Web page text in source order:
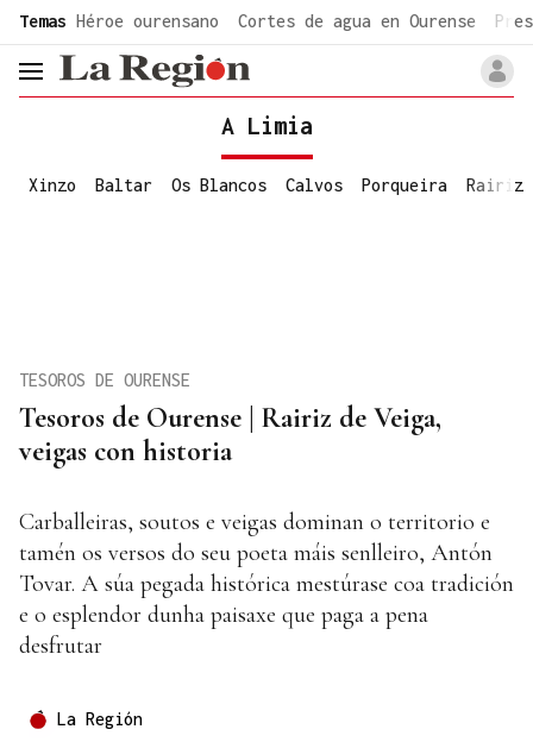
common.go-to-content
Temas Héroe ourensano Cortes de agua en Ourense
header.menu.open
A Limia
Xinzo Baltar Os Blancos Calvos Porqueira Rairiz
Tesoros de Ourense | Rairiz de Veiga,
veigas con historia
TESOROS DE OURENSE
Carballeiras, soutos e veigas dominan o territorio e
tamén os versos do seu poeta máis senlleiro, Antón
Tovar. A súa pegada histórica mestúrase coa tradición
e o esplendor dunha paisaxe que paga a pena
desfrutar
La Región